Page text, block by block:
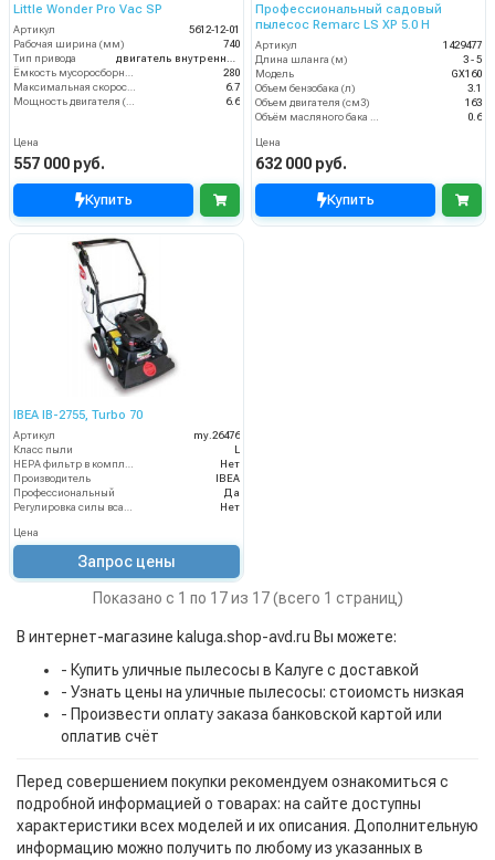
Little Wonder Pro Vac SP
Артикул
5612-12-01
Рабочая ширина (мм)
740
Тип привода
280
6.7
6.6
Цена
557 000 руб.
Купить
Профессиональный садовый
пылесос Remarc LS XP 5.0 H
Артикул
1429477
Длина шланга (м)
3 - 5
Модель
GX160
Объем бензобака (л)
3.1
Объем двигателя (см3)
163
0.6
Цена
632 000 руб.
Купить
IBEA IB-2755, Turbo 70
Артикул
my.26476
Класс пыли
L
HEPA фильтр в комплекте
Нет
Производитель
IBEA
Профессиональный
Да
Регулировка силы всасывания
Нет
Цена
Запрос цены
Показано с 1 по 17 из 17 (всего 1 страниц)
В интернет-магазине kaluga.shop-avd.ru Вы можете:
- Купить уличные пылесосы в Калуге с доставкой
- Узнать цены на уличные пылесосы: стоиомсть низкая
- Произвести оплату заказа банковской картой или
оплатив счёт
Перед совершением покупки рекомендуем ознакомиться с
подробной информацией о товарах: на сайте доступны
характеристики всех моделей и их описания. Дополнительную
информацию можно получить по любому из указанных в